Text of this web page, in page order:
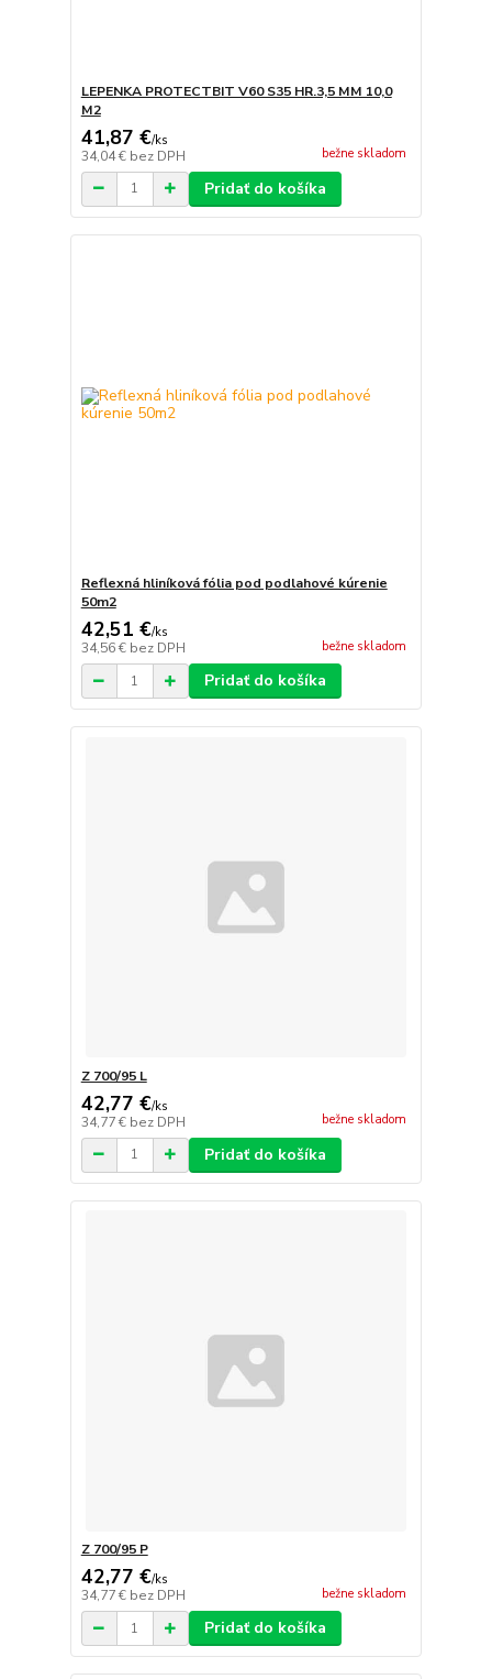
LEPENKA PROTECTBIT V60 S35 HR.3,5 MM 10,0
M2
41,87 €/ks
34,04 € bez DPH bežne skladom
Pridať do košíka
Reflexná hliníková fólia pod podlahové kúrenie
50m2
42,51 €/ks
34,56 € bez DPH bežne skladom
Pridať do košíka
Z 700/95 L
42,77 €/ks
34,77 € bez DPH bežne skladom
Pridať do košíka
Z 700/95 P
42,77 €/ks
34,77 € bez DPH bežne skladom
Pridať do košíka